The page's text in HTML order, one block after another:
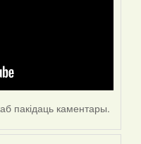
пакідаць каментары.